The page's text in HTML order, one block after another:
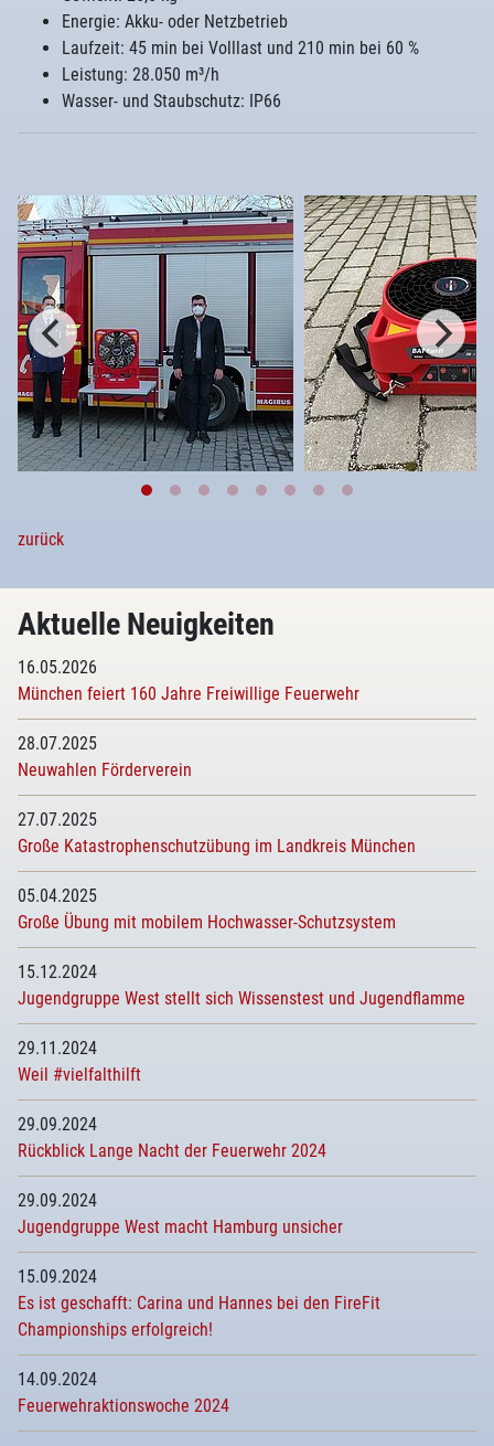
Energie: Akku- oder Netzbetrieb
Laufzeit: 45 min bei Volllast und 210 min bei 60 %
Leistung: 28.050 m³/h
Wasser- und Staubschutz: IP66
zurück
Aktuelle Neuigkeiten
16.05.2026
München feiert 160 Jahre Freiwillige Feuerwehr
28.07.2025
Neuwahlen Förderverein
27.07.2025
Große Katastrophenschutzübung im Landkreis München
05.04.2025
Große Übung mit mobilem Hochwasser-Schutzsystem
15.12.2024
Jugendgruppe West stellt sich Wissenstest und Jugendflamme
29.11.2024
Weil #vielfalthilft
29.09.2024
Rückblick Lange Nacht der Feuerwehr 2024
29.09.2024
Jugendgruppe West macht Hamburg unsicher
15.09.2024
Es ist geschafft: Carina und Hannes bei den FireFit
Championships erfolgreich!
14.09.2024
Feuerwehraktionswoche 2024